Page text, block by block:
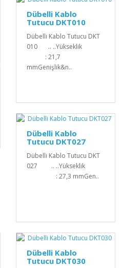
Dübelli Kablo
Tutucu DKT010
Dübelli Kablo Tutucu DKT
010 .. ..Yükseklik
: 21,7
mmGenişlik&n..
Dübelli Kablo
Tutucu DKT027
Dübelli Kablo Tutucu DKT
027 .. ..Yükseklik
: 27,3 mmGen..
Dübelli Kablo
Tutucu DKT030